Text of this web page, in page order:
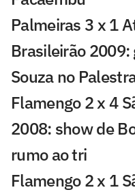
Palmeiras 3 x 1
Brasileirão
Souza no
Flamengo 2 x 4
2008: show de
rumo ao tri
Flamengo 2 x 1